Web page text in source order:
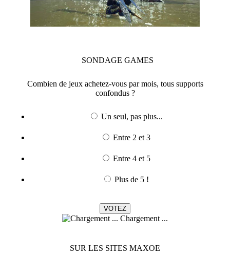
SONDAGE GAMES
Combien de jeux achetez-vous par mois, tous supports
confondus ?
Un seul, pas plus...
Entre 2 et 3
Entre 4 et 5
Plus de 5 !
Chargement ...
SUR LES SITES MAXOE